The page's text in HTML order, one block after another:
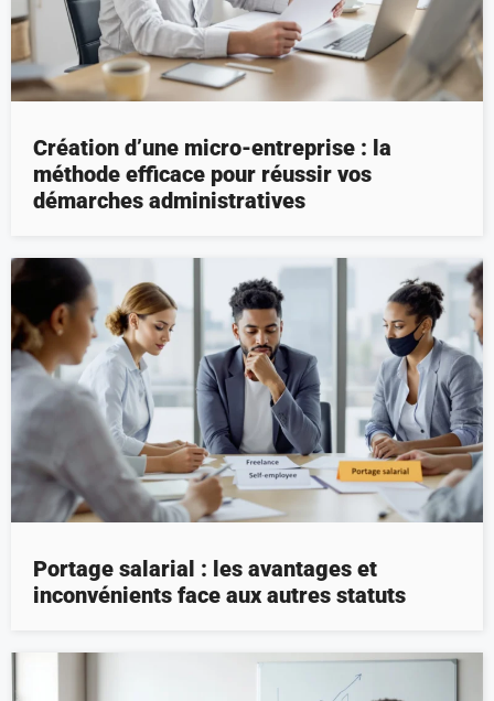
Création d’une micro-entreprise : la
méthode efficace pour réussir vos
démarches administratives
Portage salarial : les avantages et
inconvénients face aux autres statuts